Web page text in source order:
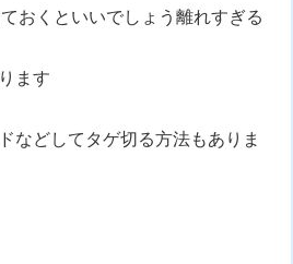
おくといいでしょう離れすぎる
ます
などしてタゲ切る方法もありま